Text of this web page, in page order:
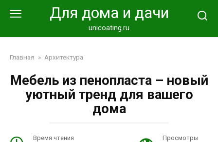
Для дома и дачи
unicoating.ru
Главная » Архитектура
Мебель из пенопласта – новый
уютный тренд для вашего
дома
Время чтения Просмотры